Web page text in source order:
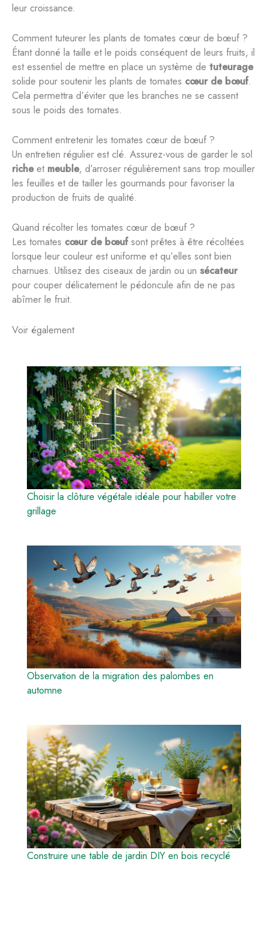
leur croissance.
Comment tuteurer les plants de tomates cœur de bœuf ?
Étant donné la taille et le poids conséquent de leurs fruits, il
est essentiel de mettre en place un système de tuteurage
solide pour soutenir les plants de tomates cœur de bœuf.
Cela permettra d’éviter que les branches ne se cassent
sous le poids des tomates.
Comment entretenir les tomates cœur de bœuf ?
Un entretien régulier est clé. Assurez-vous de garder le sol
richeet meuble, d’arroser régulièrement sans trop mouiller
les feuilles et de tailler les gourmands pour favoriser la
production de fruits de qualité.
Quand récolter les tomates cœur de bœuf ?
Les tomates cœur de bœufsont prêtes à être récoltées
lorsque leur couleur est uniforme et qu’elles sont bien
charnues. Utilisez des ciseaux de jardin ou un sécateur
pour couper délicatement le pédoncule afin de ne pas
abîmer le fruit.
Voir également
Choisir la clôture végétale idéale pour habiller votre
grillage
Observation de la migration des palombes en
automne
Construire une table de jardin DIY en bois recyclé